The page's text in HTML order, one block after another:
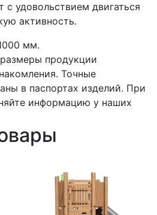
с удовольствием двигаться
активность.
мм.
продукции
Точные
в паспортах изделий. При
информацию у наших